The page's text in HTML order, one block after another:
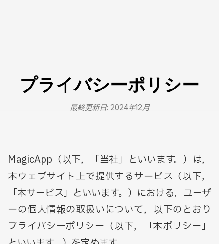
プライバシーポリシー
最終更新日: 2024年12月
MagicApp（以下，「当社」といいます。）は，
本ウェブサイト上で提供するサービス（以下，
「本サービス」といいます。）における，ユーザ
ーの個人情報の取扱いについて，以下のとおり
プライバシーポリシー（以下，「本ポリシー」